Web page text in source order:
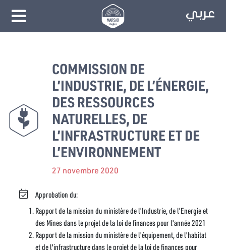
COMMISSION DE
L’INDUSTRIE, DE L’ÉNERGIE,
DES RESSOURCES
NATURELLES, DE
L’INFRASTRUCTURE ET DE
L’ENVIRONNEMENT
27 novembre 2020
Approbation du:
Rapport de la mission du ministère de l'Industrie, de l'Energie et
des Mines dans le projet de la loi de finances pour l'année 2021
Rapport de la mission du ministère de l'équipement, de l'habitat
et de l'infrastructure dans le projet de la loi de finances pour